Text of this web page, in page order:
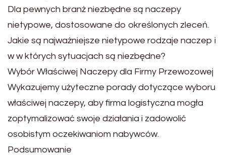
Dla pewnych branż niezbędne są naczepy
nietypowe, dostosowane do określonych zleceń.
Jakie są najważniejsze nietypowe rodzaje naczep i
w w których sytuacjach są niezbędne?
Wybór Właściwej Naczepy dla Firmy Przewozowej
Wykazujemy użyteczne porady dotyczące wyboru
właściwej naczepy, aby firma logistyczna mogła
zoptymalizować swoje działania i zadowolić
osobistym oczekiwaniom nabywców.
Podsumowanie